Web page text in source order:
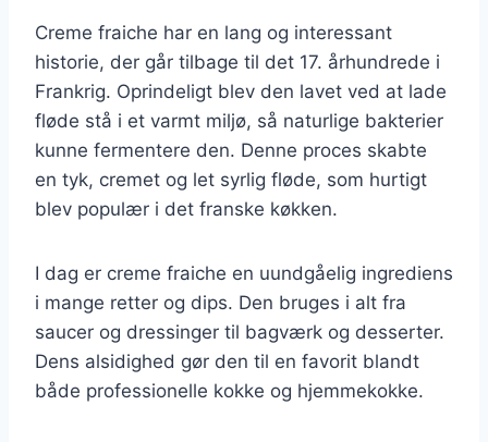
Creme fraiche har en lang og interessant
historie, der går tilbage til det 17. århundrede i
Frankrig. Oprindeligt blev den lavet ved at lade
fløde stå i et varmt miljø, så naturlige bakterier
kunne fermentere den. Denne proces skabte
en tyk, cremet og let syrlig fløde, som hurtigt
blev populær i det franske køkken.
I dag er creme fraiche en uundgåelig ingrediens
i mange retter og dips. Den bruges i alt fra
saucer og dressinger til bagværk og desserter.
Dens alsidighed gør den til en favorit blandt
både professionelle kokke og hjemmekokke.